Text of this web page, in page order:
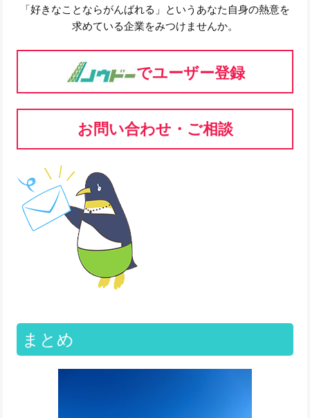
「好きなことならがんばれる」というあなた自身の熱意を
求めている企業をみつけませんか。
でユーザー登録
お問い合わせ・ご相談
まとめ